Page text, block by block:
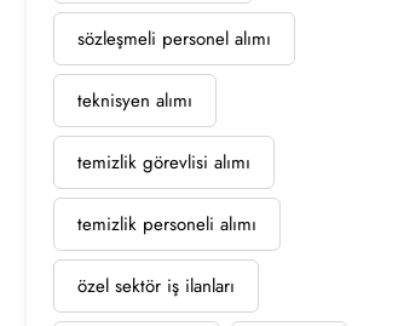
sözleşmeli personel alımı
teknisyen alımı
temizlik görevlisi alımı
temizlik personeli alımı
özel sektör iş ilanları